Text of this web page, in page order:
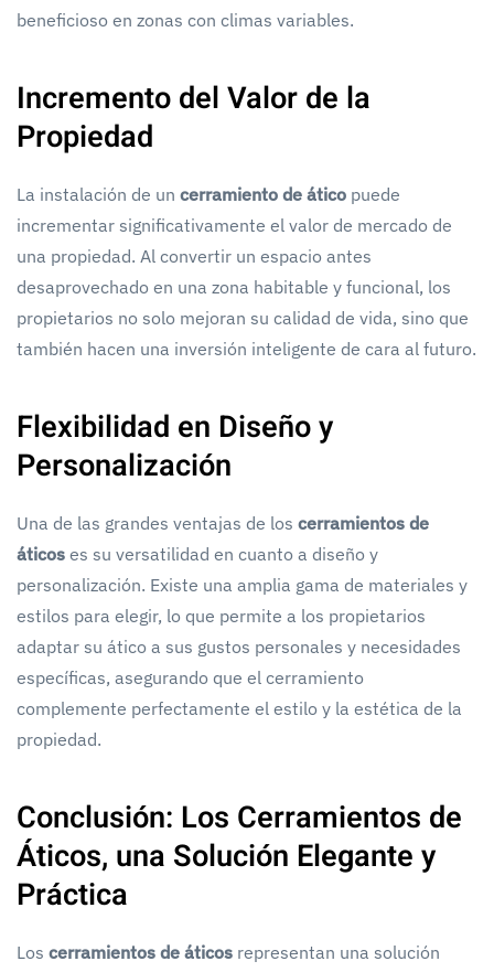
beneficioso en zonas con climas variables.
Incremento del Valor de la
Propiedad
La instalación de un cerramiento de ático puede
incrementar significativamente el valor de mercado de
una propiedad. Al convertir un espacio antes
desaprovechado en una zona habitable y funcional, los
propietarios no solo mejoran su calidad de vida, sino que
también hacen una inversión inteligente de cara al futuro.
Flexibilidad en Diseño y
Personalización
Una de las grandes ventajas de los cerramientos de
áticos es su versatilidad en cuanto a diseño y
personalización. Existe una amplia gama de materiales y
estilos para elegir, lo que permite a los propietarios
adaptar su ático a sus gustos personales y necesidades
específicas, asegurando que el cerramiento
complemente perfectamente el estilo y la estética de la
propiedad.
Conclusión: Los Cerramientos de
Áticos, una Solución Elegante y
Práctica
Los cerramientos de áticos representan una solución